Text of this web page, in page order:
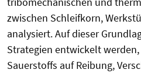
zwischen Schleifkorn,
analysiert. Auf dieser
Strategien entwickelt
Sauerstoffs auf Reibung,